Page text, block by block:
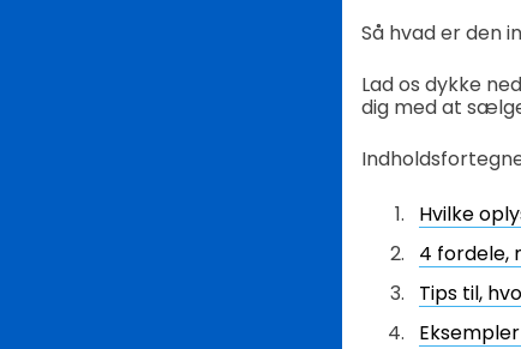
Så hvad er den
Lad os dykke
dig med at
Hvilke
4 fordele,
Tips til,